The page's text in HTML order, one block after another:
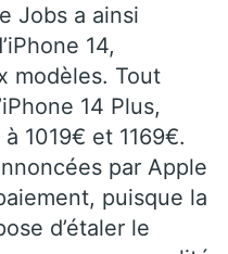
Jobs a ainsi
14,
modèles. Tout
14 Plus,
1019€ et 1169€.
par Apple
puisque la
d’étaler le